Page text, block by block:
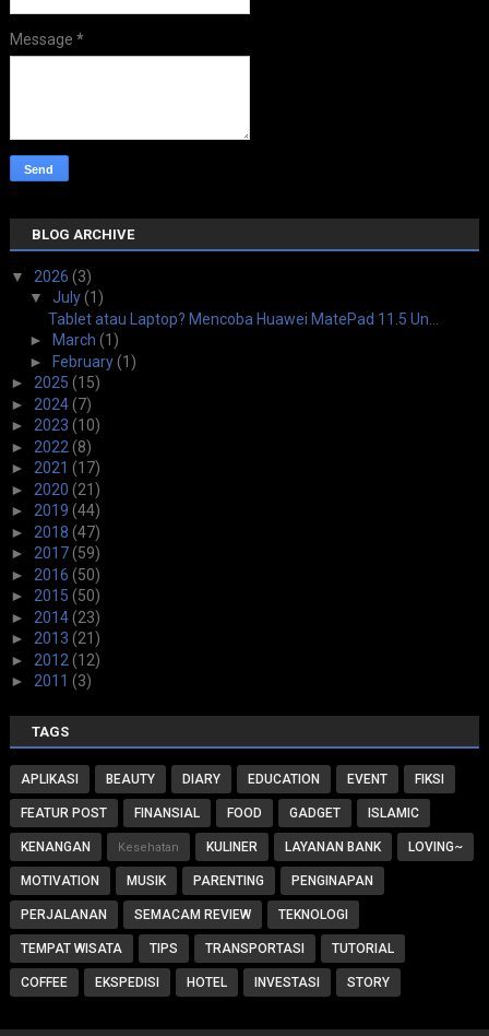
Message *
BLOG ARCHIVE
▼ 2026 (3)
▼ July(1)
Tablet atau Laptop? Mencoba Huawei MatePad 11.5 Un...
►
March (1)
►
February(1)
► 2025 (15)
► 2024(7)
► 2023 (10)
► 2022 (8)
► 2021 (17)
► 2020 (21)
► 2019 (44)
► 2018 (47)
► 2017(59)
► 2016 (50)
► 2015 (50)
► 2014(23)
► 2013 (21)
► 2012 (12)
► 2011 (3)
TAGS
APLIKASI BEAUTY DIARY EDUCATION EVENT FIKSI
FEATUR POST FINANSIAL FOOD GADGET ISLAMIC
KENANGAN Kesehatan KULINER LAYANAN BANK LOVING~
MOTIVATION MUSIK PARENTING PENGINAPAN
PERJALANAN SEMACAM REVIEW TEKNOLOGI
TEMPAT WISATA TIPS TRANSPORTASI TUTORIAL
COFFEE EKSPEDISI HOTEL INVESTASI STORY